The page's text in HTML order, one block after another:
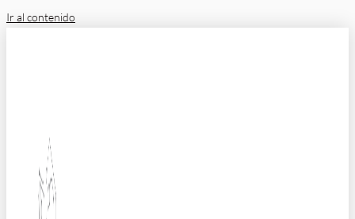
Ir al contenido